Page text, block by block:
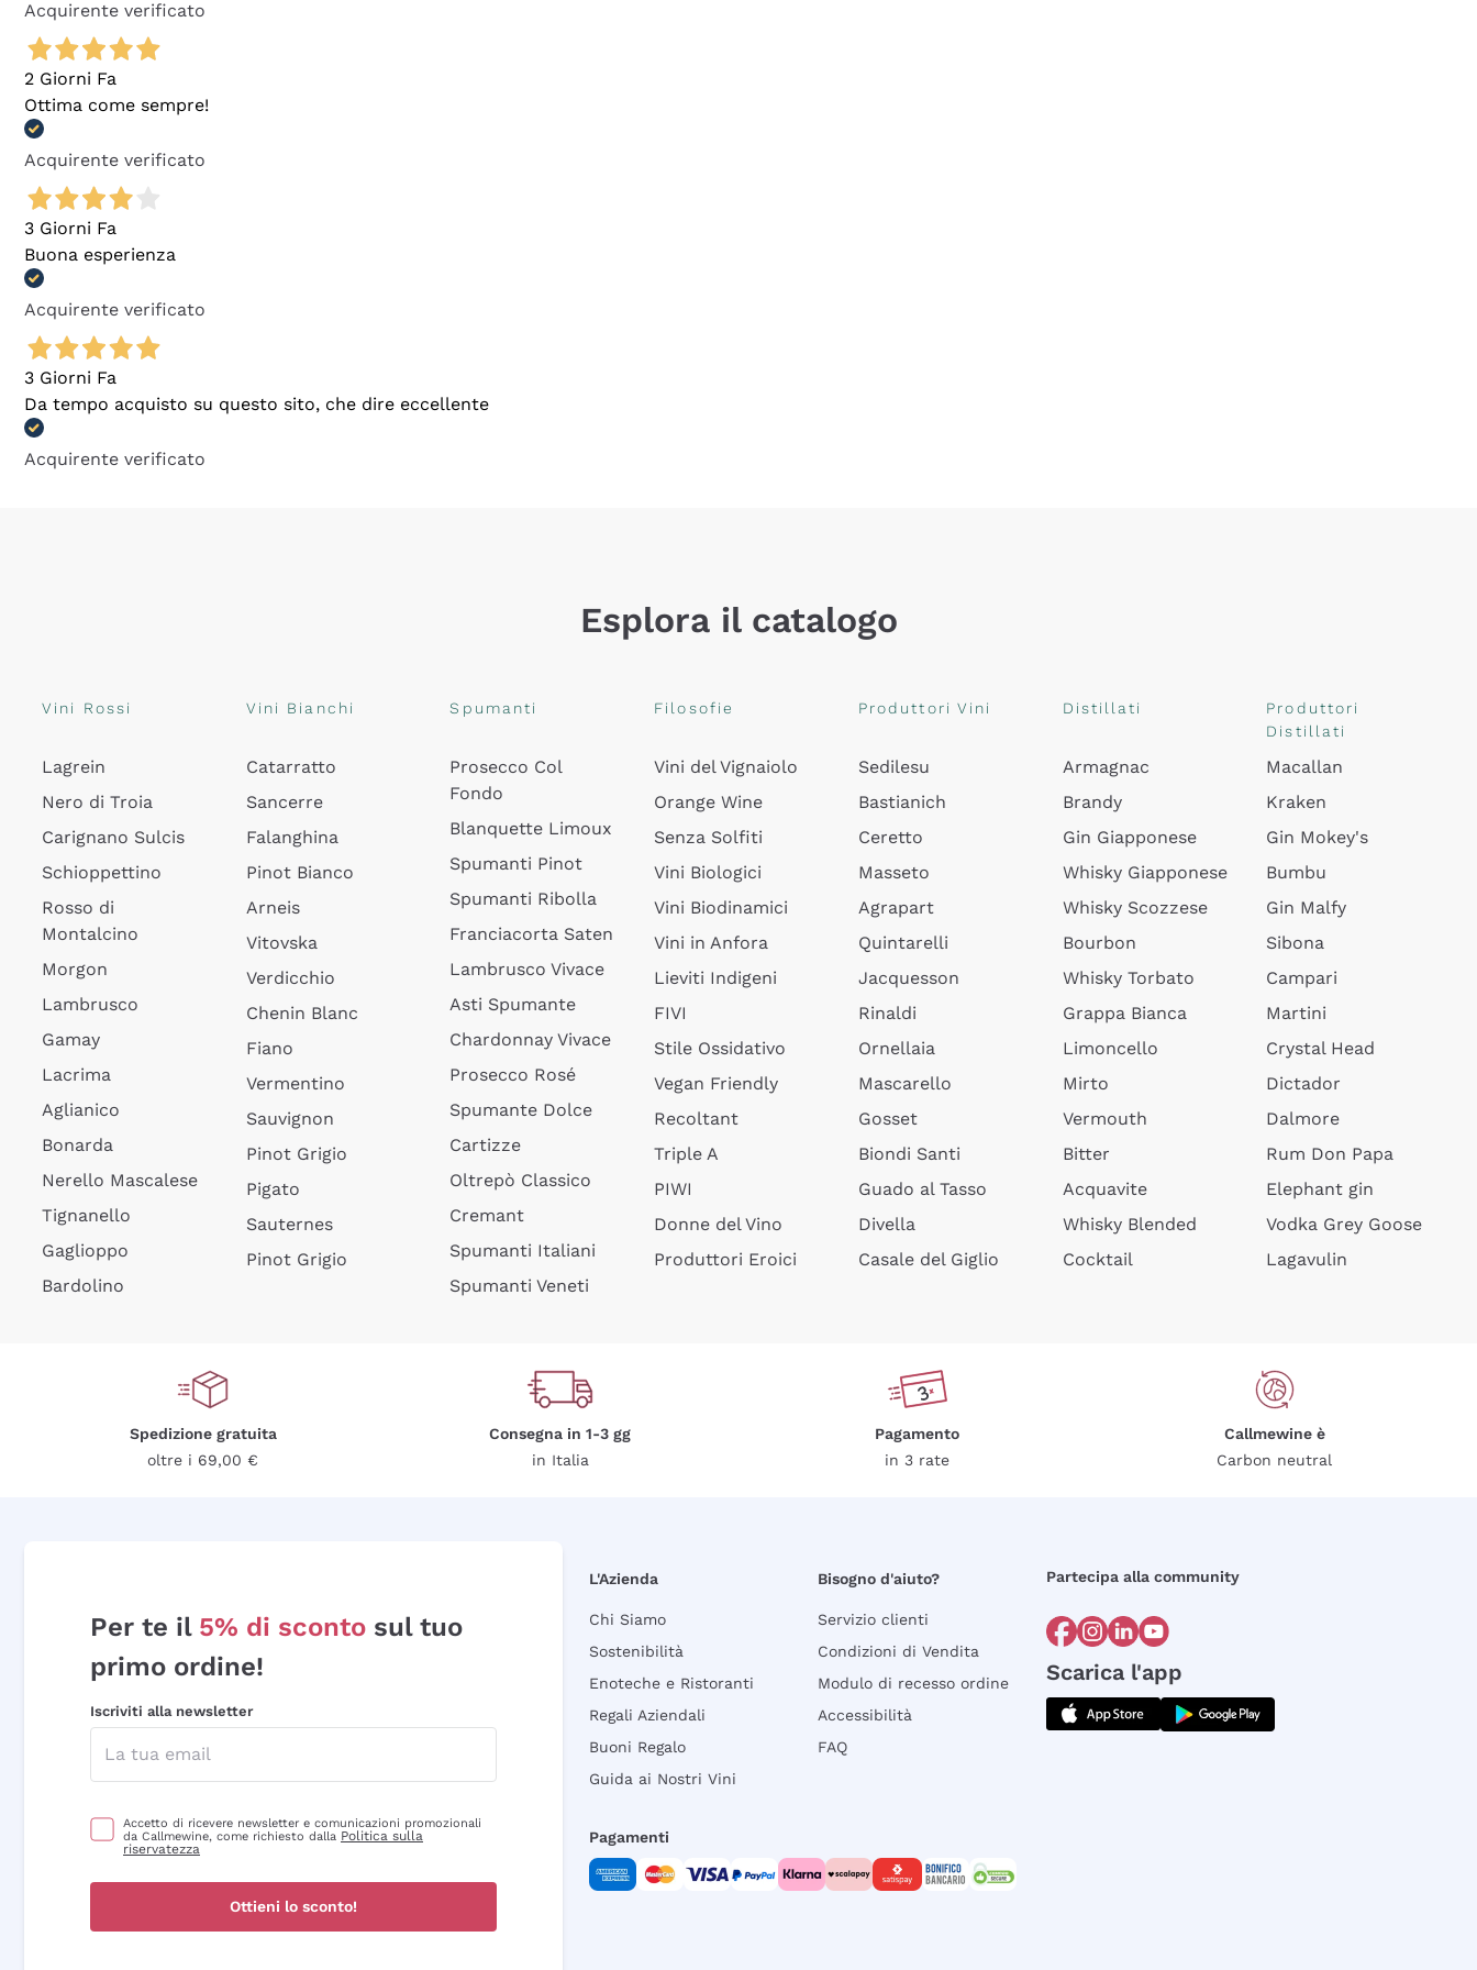
Acquirente verificato
2 Giorni Fa
Ottima come sempre!
Acquirente verificato
3 Giorni Fa
Buona esperienza
Acquirente verificato
3 Giorni Fa
Da tempo acquisto su questo sito, che dire eccellente
Acquirente verificato
Esplora il catalogo
Vini Rossi
Lagrein
Nero di Troia
Carignano Sulcis
Schioppettino
Rosso di
Montalcino
Morgon
Lambrusco
Gamay
Lacrima
Aglianico
Bonarda
Nerello Mascalese
Tignanello
Gaglioppo
Bardolino
Vini Bianchi
Catarratto
Sancerre
Falanghina
Pinot Bianco
Arneis
Vitovska
Verdicchio
Chenin Blanc
Fiano
Vermentino
Sauvignon
Pinot Grigio
Pigato
Sauternes
Pinot Grigio
Spumanti
Prosecco Col
Fondo
Blanquette Limoux
Spumanti Pinot
Spumanti Ribolla
Franciacorta Saten
Lambrusco Vivace
Asti Spumante
Chardonnay Vivace
Prosecco Rosé
Spumante Dolce
Cartizze
Oltrepò Classico
Cremant
Spumanti Italiani
Spumanti Veneti
Filosofie
Vini del Vignaiolo
Orange Wine
Senza Solfiti
Vini Biologici
Vini Biodinamici
Vini in Anfora
Lieviti Indigeni
FIVI
Stile Ossidativo
Vegan Friendly
Recoltant
Triple A
PIWI
Donne del Vino
Produttori Eroici
Produttori Vini
Sedilesu
Bastianich
Ceretto
Masseto
Agrapart
Quintarelli
Jacquesson
Rinaldi
Ornellaia
Mascarello
Gosset
Biondi Santi
Guado al Tasso
Divella
Casale del Giglio
Distillati
Armagnac
Brandy
Gin Giapponese
Whisky Giapponese
Whisky Scozzese
Bourbon
Whisky Torbato
Grappa Bianca
Limoncello
Mirto
Vermouth
Bitter
Acquavite
Whisky Blended
Cocktail
Produttori
Distillati
Macallan
Kraken
Gin Mokey's
Bumbu
Gin Malfy
Sibona
Campari
Martini
Crystal Head
Dictador
Dalmore
Rum Don Papa
Elephant gin
Vodka Grey Goose
Lagavulin
Spedizione gratuita
oltre i 69,00 €
Consegna in 1-3 gg
in Italia
Pagamento
in 3 rate
Callmewine è
Carbon neutral
Per te il 5% di sconto sul tuo
primo ordine!
Iscriviti alla newsletter
Accetto di ricevere newsletter e comunicazioni promozionali
da Callmewine, come richiesto dalla Politica sulla
riservatezza
Ottieni lo sconto!
L'Azienda
Chi Siamo
Sostenibilità
Enoteche e Ristoranti
Regali Aziendali
Buoni Regalo
Guida ai Nostri Vini
Bisogno d'aiuto?
Servizio clienti
Condizioni di Vendita
Modulo di recesso ordine
Accessibilità
FAQ
Partecipa alla community
Scarica l'app
Pagamenti